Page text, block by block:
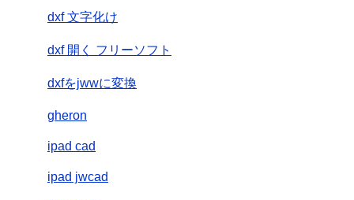
dxf 文字化け
dxf 開く フリーソフト
dxfをjwwに変換
gheron
ipad cad
ipad jwcad